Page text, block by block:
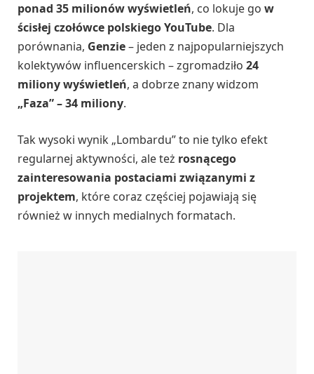
ponad 35 milionów wyświetleń, co lokuje go w
ścisłej czołówce polskiego YouTube. Dla
porównania, Genzie– jeden z najpopularniejszych
kolektywów influencerskich – zgromadziło 24
miliony wyświetleń, a dobrze znany widzom
„Faza” – 34 miliony.
Tak wysoki wynik „Lombardu” to nie tylko efekt
regularnej aktywności, ale też rosnącego
zainteresowania postaciami związanymi z
projektem, które coraz częściej pojawiają się
również w innych medialnych formatach.